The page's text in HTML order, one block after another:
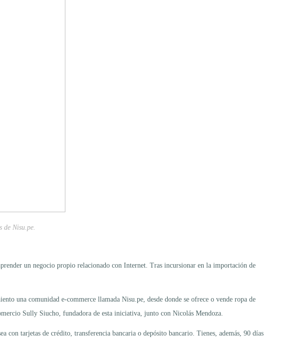
de Nisu.pe.
un negocio propio relacionado con Internet. Tras incursionar en la importación de
una comunidad e-commerce llamada Nisu.pe, desde donde se ofrece o vende ropa de
Sully Siucho, fundadora de esta iniciativa, junto con Nicolás Mendoza.
con tarjetas de crédito, transferencia bancaria o depósito bancario. Tienes, además, 90 días